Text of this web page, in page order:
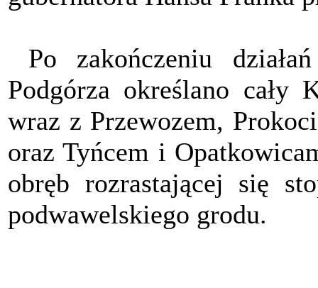
Po zakończeniu
Podgórza określano cały
wraz z Przewozem,
oraz Tyńcem i
obręb rozrastającej się
podwawelskiego grodu.